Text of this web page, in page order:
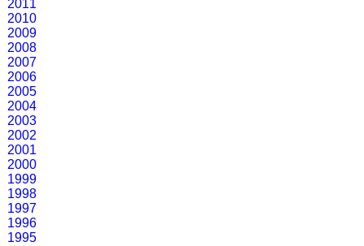
2011
2010
2009
2008
2007
2006
2005
2004
2003
2002
2001
2000
1999
1998
1997
1996
1995